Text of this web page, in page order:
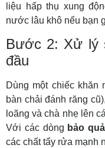
liệu hấp thụ xung
nước lâu khô nếu bạn
Bước 2: Xử lý
đầu
Dùng một chiếc khăn
bàn chải đánh răng
loãng và chà nhẹ lên
Với các dòng bảo
các chất tẩy rửa mạnh